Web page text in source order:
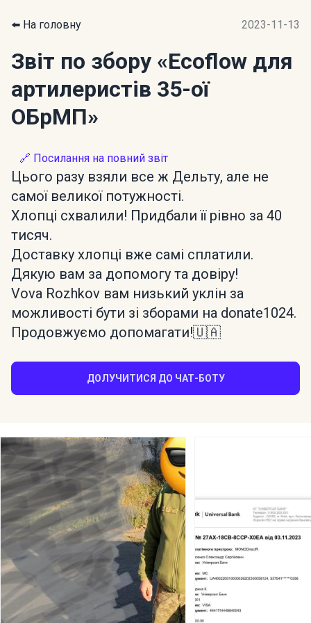
⬅️ На головну 2023-11-13
Звіт по збору «Ecoflow для
артилеристів 35-ої
ОБрМП»
🔗 Посилання на повний звіт
Цього разу взяли все ж Дельту, але не
самої великої потужності.
Хлопці схвалили! Придбали її рівно за 40
тисяч.
Доставку хлопці вже самі сплатили.
Дякую вам за допомогу та довіру!
Vova Rozhkov вам низький уклін за
можливості бути зі зборами на donate1024.
Продовжуємо допомагати!🇺🇦
ДОЛУЧИТИСЯ ДО ЧАТ-БОТУ